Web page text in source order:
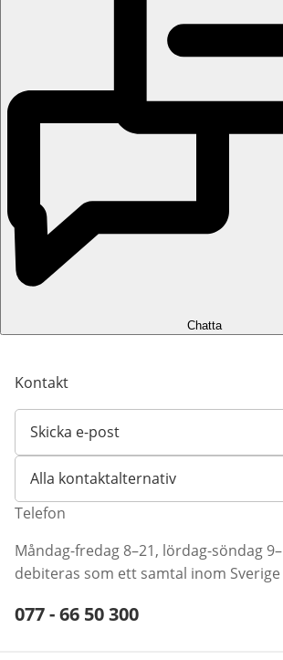
Chatta
Kontakt
Skicka e-post
Öppnar e-postklient
Alla kontaktalternativ
Telefon
Måndag-fredag 8–21, lördag-söndag
debiteras som ett samtal inom Sverige
Telefonnummer:
077 - 66 50 300